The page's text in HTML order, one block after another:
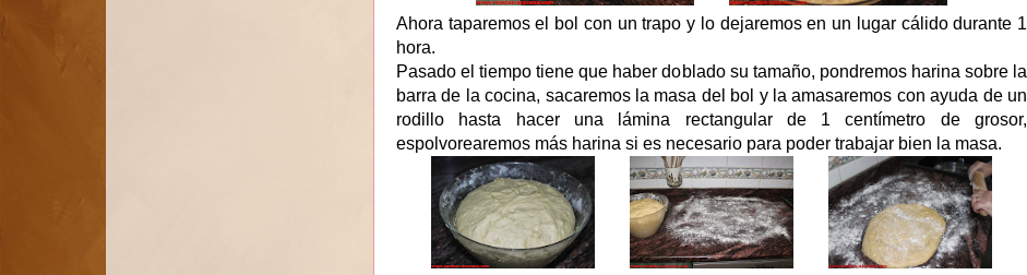
Ahora taparemos el bol con un trapo y lo dejaremos en un lugar cálido durante 1
hora.
Pasado el tiempo tiene que haber doblado su tamaño, pondremos harina sobre la
barra de la cocina, sacaremos la masa del bol y la amasaremos con ayuda de un
rodillo hasta hacer una lámina rectangular de 1 centímetro de grosor,
espolvorearemos más harina si es necesario para poder trabajar bien la masa.